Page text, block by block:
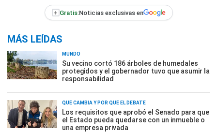
+ Gratis:Noticias exclusivas en
MÁS LEÍDAS
MUNDO
Su vecino cortó 186 árboles de humedales
protegidos y el gobernador tuvo que asumir la
responsabilidad
QUÉ CAMBIA Y POR QUÉ EL DEBATE
Los requisitos que aprobó el Senado para que
el Estado pueda quedarse con un inmueble o
una empresa privada